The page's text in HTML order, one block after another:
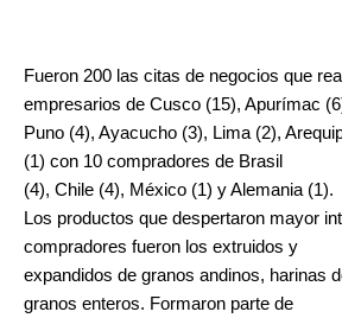
Fueron 200 las citas de negocios que
empresarios de Cusco (15), Apurímac
Puno (4), Ayacucho (3), Lima (2),
(1) con 10 compradores de Brasil
(4), Chile (4), México (1) y Alemania (1).
Los productos que despertaron mayor
compradores fueron los extruidos y
expandidos de granos andinos, harinas
granos enteros. Formaron parte de